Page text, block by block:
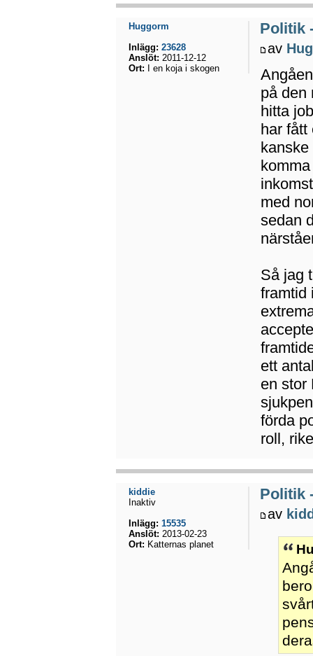
Politik
av
på den
hitta
har
med
sedan
Så jag
framtid
ett
en stor
förda
roll,
Huggorm
Inlägg: 23628
Anslöt: 2011-12-12
Ort: I en koja i skogen
Politik
av
kiddie
Inaktiv
Inlägg: 15535
Anslöt: 2013-02-23
Ort: Katternas planet